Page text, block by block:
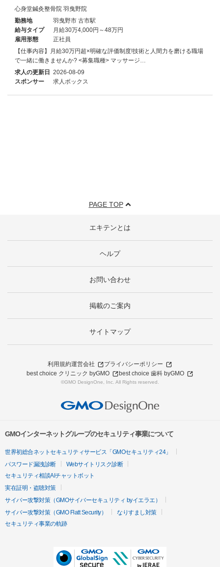
心身堂鍼灸整骨院 羽曳野院
勤務地
羽曳野市 古市駅
給与タイプ
月給30万4,000円～48万円
雇用形態
正社員
【仕事内容】月給30万円超×明確な評価制度!技術と人間力を磨ける職場
で一緒に働きませんか? <募集職種> マッサージ…
求人の更新日 2026-08-09
スポンサー
求人ボックス
PAGE TOP
エキテンとは
ヘルプ
お問い合わせ
掲載のご案内
サイトマップ
利用規約運営会社
プライバシーポリシー
best choice クリニック byGMO
best choice 歯科 byGMO
©GMO DesignOne, Inc. All Rights reserved.
GMOインターネットグループのセキュリティ事業について
世界初総合ネットセキュリティサービス「GMOセキュリティ24」
パスワード漏洩診断
Webサイトリスク診断
セキュリティ相談AIチャットボット
実在証明・盗聴対策
サイバー攻撃対策（GMOサイバーセキュリティ byイエラエ）
サイバー攻撃対策（GMO Flatt Security）
なりすまし対策
セキュリティ事業の軌跡